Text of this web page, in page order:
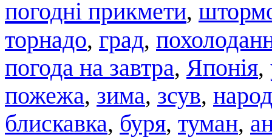
погодні прикмети,
торнадо, град,
погода на завтра, Японія,
пожежа, зима, зсув,
блискавка, буря, туман,